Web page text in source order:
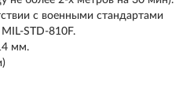
с военными стандартами
STD-810F.
мм.